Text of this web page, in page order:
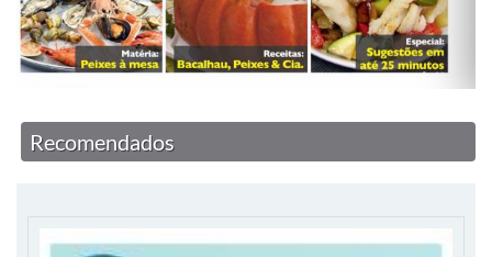
Recomendados